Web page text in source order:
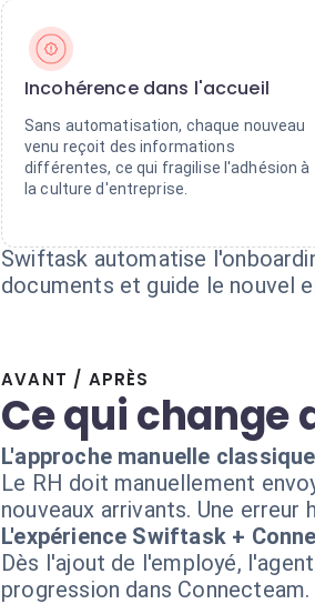
Incohérence dans l'accueil
Sans automatisation, chaque nouveau
venu reçoit des informations
différentes, ce qui fragilise l'adhésion à
la culture d'entreprise.
Swiftask automatise
documents et guide le nouvel
AVANT / APRÈS
Ce qui change
L'approche manuelle classique
Le RH doit manuellement
nouveaux arrivants. Une
L'expérience Swiftask +
Dès l'ajout de l'employé,
progression dans